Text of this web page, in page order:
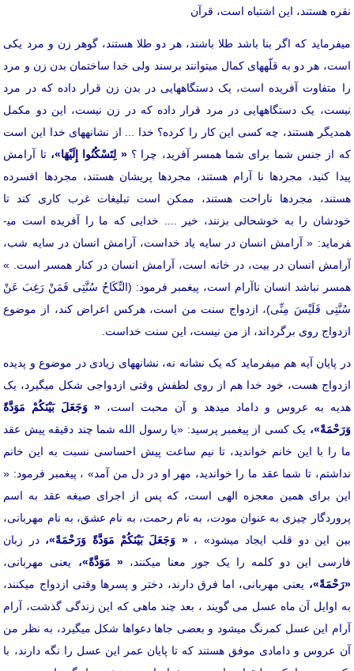
نقره هستند، این اشتباه است، قرآن
می­فرماید که اگر بنا باشد طلا باشند، هر دو طلا هستند، گوهر زن و مرد یکی
است، هر دو به قلّه­های کمال می­توانند برسند ولی خدا ساختمان بدن زن و مرد
را متفاوت آفریده است، یک دستگاه­هایی در بدن زن قرار داده که در مرد
نیست، یک دستگاه­هایی در مرد قرار داده که در زن نیست، این دو مکمل
همدیگر هستند، چه کسی این کار را کرده؟ خدا ... از نشانه­های خدا این است
که از جنس شما برای شما همسر آفرید، چرا ؟« لِتَسْكُنُوا إِلَيْهَا»، تا آرامش
پیدا کنید، مجردها نا آرام هستند، مجردها پریشان هستند، مجردها افسرده
هستند، مجردها ناراحت هستند، ممکن است تبلیغات غرب کاری کند تا
خودشان را به خوشحالی بزنند، خیر .... خدایی که ما را آفریده است می­
فرماید: « آرامش انسان در سایه یاد خداست، آرامش انسان در سایه شب،
آرامش انسان در بیت، در خانه است، آرامش انسان در کنار همسر است. »
همسر نباشد انسان ناآرام است، پیغمبر فرمود: (النِّکَاحُ سُنَّتِی فَمَنْ رَغِبَ عَنْ
سُنَّتِی فَلَیْسَ مِنِّی)، ازدواج سنت من است، هرکس اعراض کند، از موضوع
ازدواج روی برگرداند، از من نیست، این سنت خداست.
در پایان آیه هم می­فرماید که یک نشانه نه، نشانه­های زیادی در موضوع و پدیده
ازدواج هست، خود خدا هم از روی لطفش وقتی ازدواجی شکل می­گیرد، یک
هدیه به عروس و داماد می­دهد و آن محبت است، « وَجَعَلَ بَيْنَكُمْ مَوَدَّةً
وَرَحْمَةً»، یک کسی از پیغمبر پرسید: «یا رسول الله شما چند دقیقه پیش عقد
ما را با این خانم خواندید، تا نیم ساعت پیش احساسی نسبت به این خانم
نداشتم، تا شما عقد ما را خواندید، مهر او در دل من آمد» ، پیغمبر فرمود: «
این برای همین معجزه الهی است، که پس از اجرای صیغه عقد به اسم
پروردگار چیزی به عنوان مودت، به نام رحمت، به نام عشق، به نام مهربانی،
بین این دو قلب ایجاد می­شود» ،« وَجَعَلَ بَيْنَكُمْ مَوَدَّةً وَرَحْمَةً»، در زبان
فارسی این دو کلمه را یک جور معنا می­کنند،« مَوَدَّةً»، یعنی مهربانی،
«رَحْمَةً»، یعنی مهربانی، اما فرق دارند، دختر و پسرها وقتی ازدواج می­کنند،
به اوایل آن ماه عسل می گویند ، بعد چند ماهی که این زندگی گذشت، آرام
آرام این عسل کمرنگ می­شود و بعضی جاها دعواها شکل می­گیرد، به نظر من
آن عروس و دامادی موفق هستند که تا پایان عمر این عسل را نگه دارند، با